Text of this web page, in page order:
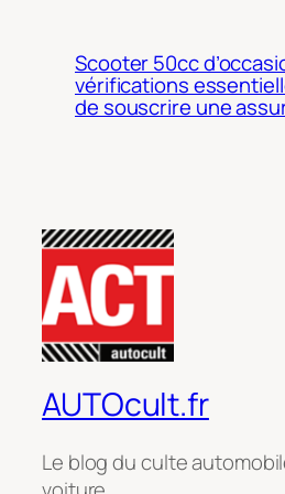
Scooter 50cc
vérifications
de souscrire une
AUTOcult.fr
Le blog du culte